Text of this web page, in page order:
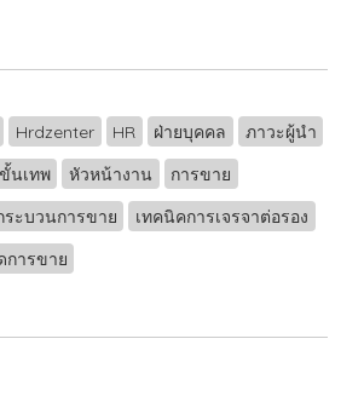
Hrdzenter HR ฝ่ายบุคคล
ภาวะผู้นำ
นเทพ หัวหน้างาน
การขาย
ระบวนการขาย
เทคนิคการเจรจาต่อรอง
การขาย